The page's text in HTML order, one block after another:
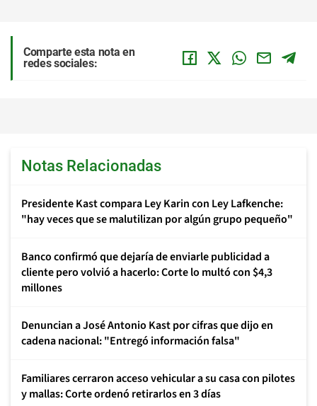
Comparte esta nota en
redes sociales:
Notas Relacionadas
Presidente Kast compara Ley Karin con Ley Lafkenche:
"hay veces que se malutilizan por algún grupo pequeño"
Banco confirmó que dejaría de enviarle publicidad a
cliente pero volvió a hacerlo: Corte lo multó con $4,3
millones
Denuncian a José Antonio Kast por cifras que dijo en
cadena nacional: "Entregó información falsa"
Familiares cerraron acceso vehicular a su casa con pilotes
y mallas: Corte ordenó retirarlos en 3 días